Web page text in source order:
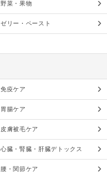
野菜・果物
ゼリー・ペースト
免疫ケア
胃腸ケア
皮膚被毛ケア
心臓・腎臓・肝臓デトックス
腰・関節ケア